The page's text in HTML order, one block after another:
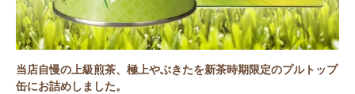
当店自慢の上級煎茶、極上やぶきたを新茶時期限定のプルトップ
缶にお詰めしました。